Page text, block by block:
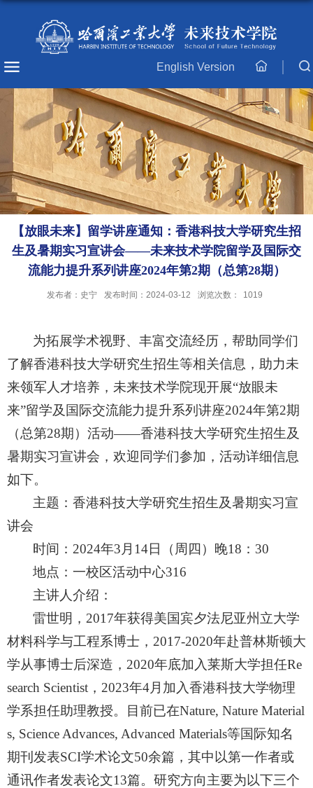
English Version
主
【放眼未来】留学讲座通知：香港科技大学研究生招
生及暑期实习宣讲会——未来技术学院留学及国际交
流能力提升系列讲座2024年第2期（总第28期）
发布者：史宁 发布时间：2024-03-12 浏览次数： 1019
为拓展学术视野、丰富交流经历， 帮助同学们
了解香港科技大学研究生招生等相关信息，助力未
来领军人才培养，未来技术学院现开展“放眼未
来”留学及国际交流能力提升系列讲座2024年第2期
（总第28期）活动——香港科技大学研究生招生及
暑期实习宣讲会 ，欢迎同学们参加，活动详细信息
如下。
主题： 香港科技大学研究生招生及暑期实习宣
讲会
时间： 2024年3 月 14日（周四）晚18：30
地点： 一校区活动中心316
主讲人介绍 ：
雷世明， 2017年获得美国宾夕法尼亚州立大学
材料科学与工程系博士，2017-2020年赴普林斯顿大
学从事博士后深造，2020年底加入莱斯大学担任Re
search Scientist，2023年4月加入香港科技大学物理
学系担任助理教授。目前已在Nature, Nature Material
s, Science Advances, Advanced Materials等国际知名
期刊发表SCI学术论文50余篇，其中以第一作者或
通讯作者发表论文13篇。研究方向主要为以下三个